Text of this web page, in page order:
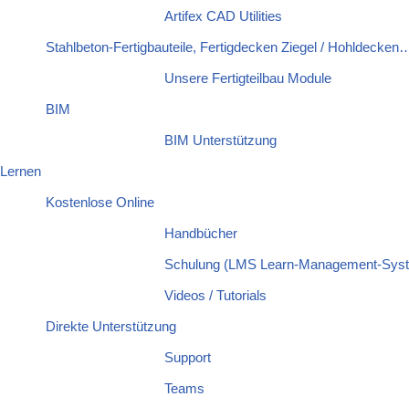
Artifex CAD Utilities
Stahlbeton-Fertigbauteile, Fertigdecken Ziegel /
Unsere Fertigteilbau Module
BIM
BIM Unterstützung
Lernen
Kostenlose Online
Handbücher
Schulung (LMS Learn-Management-
Videos / Tutorials
Direkte Unterstützung
Support
Teams